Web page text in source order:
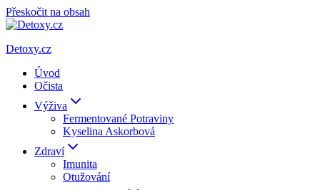
Přeskočit na obsah
Detoxy.cz
Úvod
Očista
Výživa
Fermentované Potraviny
Kyselina Askorbová
Zdraví
Imunita
Otužování